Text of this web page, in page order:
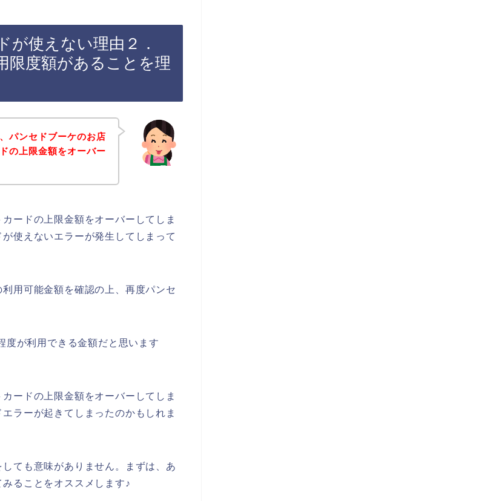
使えない理由２．
限度額があることを理
パンセドブーケのお店
の上限金額をオーバー
ードの上限金額をオーバーしてしま
使えないエラーが発生してしまって
用可能金額を確認の上、再度パンセ
度が利用できる金額だと思います
ードの上限金額をオーバーしてしま
ラーが起きてしまったのかもしれま
ても意味がありません。まずは、あ
ることをオススメします♪